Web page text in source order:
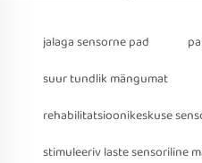
jalaga sensorne pad
suur tundlik mängumat
rehabilitatsioonikeskuse
stimuleeriv laste sensoriline